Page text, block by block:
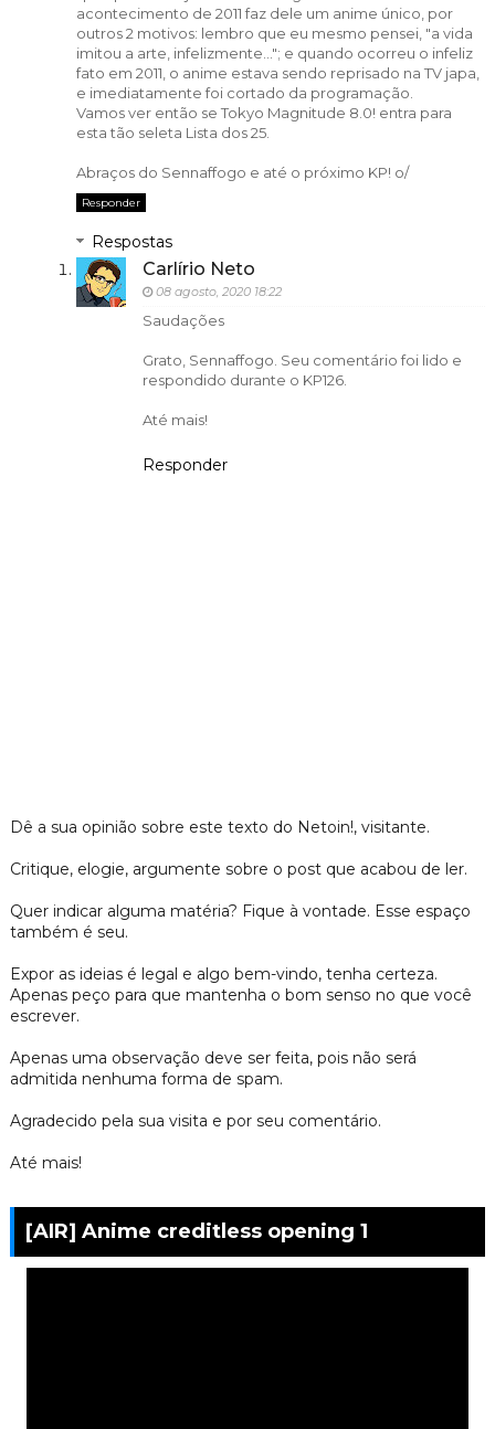
acontecimento de 2011 faz dele um anime único, por
outros 2 motivos: lembro que eu mesmo pensei, "a vida
imitou a arte, infelizmente..."; e quando ocorreu o infeliz
fato em 2011, o anime estava sendo reprisado na TV japa,
e imediatamente foi cortado da programação.
Vamos ver então se Tokyo Magnitude 8.0! entra para
esta tão seleta Lista dos 25.
Abraços do Sennaffogo e até o próximo KP! o/
Responder
Respostas
Carlírio Neto
08 agosto, 2020 18:22
Saudações
Grato, Sennaffogo. Seu comentário foi lido e
respondido durante o KP126.
Até mais!
Responder
Dê a sua opinião sobre este texto do Netoin!, visitante.
Critique, elogie, argumente sobre o post que acabou de ler.
Quer indicar alguma matéria? Fique à vontade. Esse espaço
também é seu.
Expor as ideias é legal e algo bem-vindo, tenha certeza.
Apenas peço para que mantenha o bom senso no que você
escrever.
Apenas uma observação deve ser feita, pois não será
admitida nenhuma forma de spam.
Agradecido pela sua visita e por seu comentário.
Até mais!
[AIR] Anime creditless opening 1